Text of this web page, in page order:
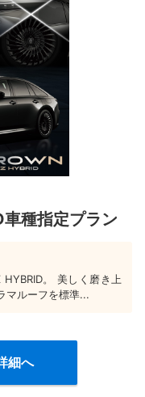
種指定プラン
。 美しく磨き上
マルーフを標準...
細へ